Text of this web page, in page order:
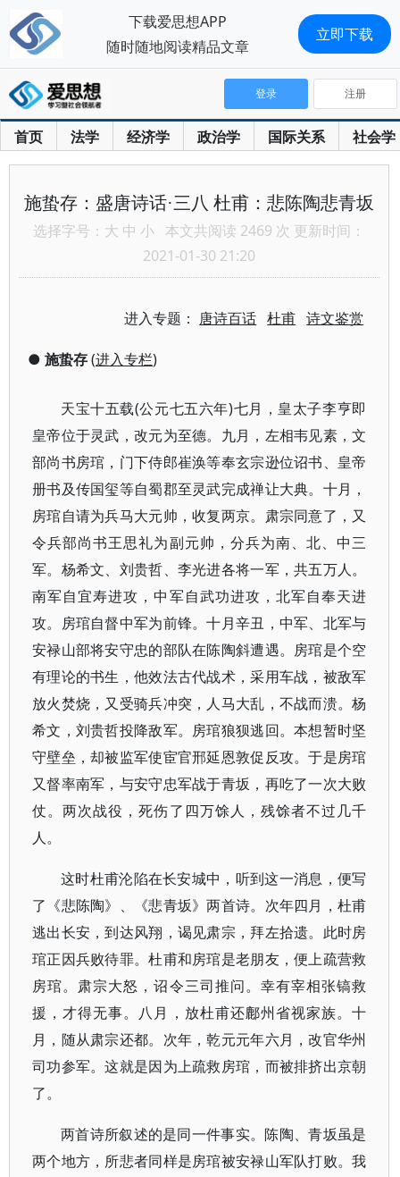
首页 法学 经济学 政治学 国际关系 社会学
登录 注册
施蛰存：盛唐诗话·三八 杜甫：悲陈陶悲青坂
选择字号： 大 中 小 本文共阅读 2469 次 更新时间：
2021-01-30 21:20
进入专题： 唐诗百话 杜甫 诗文鉴赏
● 施蛰存(进入专栏)
天宝十五载(公元七五六年)七月，皇太子李亨即
皇帝位于灵武，改元为至德。九月，左相韦见素，文
部尚书房琯，门下侍郎崔涣等奉玄宗逊位诏书、皇帝
册书及传国玺等自蜀郡至灵武完成禅让大典。十月，
房琯自请为兵马大元帅，收复两京。肃宗同意了，又
令兵部尚书王思礼为副元帅，分兵为南、北、中三
军。杨希文、刘贵哲、李光进各将一军，共五万人。
南军自宜寿进攻，中军自武功进攻，北军自奉天进
攻。房琯自督中军为前锋。十月辛丑，中军、北军与
安禄山部将安守忠的部队在陈陶斜遭遇。房琯是个空
有理论的书生，他效法古代战术，采用车战，被敌军
放火焚烧，又受骑兵冲突，人马大乱，不战而溃。杨
希文，刘贵哲投降敌军。房琯狼狈逃回。本想暂时坚
守壁垒，却被监军使宦官邢延恩敦促反攻。于是房琯
又督率南军，与安守忠军战于青坂，再吃了一次大败
仗。两次战役，死伤了四万馀人，残馀者不过几千
人。
这时杜甫沦陷在长安城中，听到这一消息，便写
了《悲陈陶》、《悲青坂》两首诗。次年四月，杜甫
逃出长安，到达风翔，谒见肃宗，拜左拾遗。此时房
琯正因兵败待罪。杜甫和房琯是老朋友，便上疏营救
房琯。肃宗大怒，诏令三司推问。幸有宰相张镐救
援，才得无事。八月，放杜甫还鄜州省视家族。十
月，随从肃宗还都。次年，乾元元年六月，改官华州
司功参军。这就是因为上疏救房琯，而被排挤出京朝
了。
两首诗所叙述的是同一件事实。陈陶、青坂虽是
两个地方，所悲者同样是房琯被安禄山军队打败。我
下载爱思想APP
随时随地阅读精品文章
立即下载